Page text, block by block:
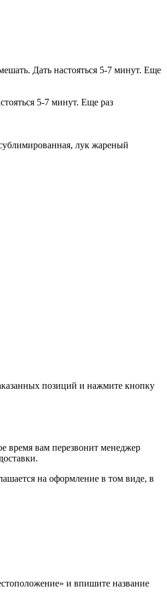
Дать настояться 5-7 минут. Еще
5-7 минут. Еще раз
лук жареный
позиций и нажмите кнопку
время вам перезвонит менеджер
на оформление в том виде, в
и впишите название